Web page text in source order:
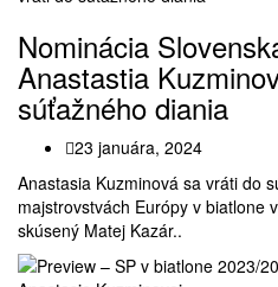
Nominácia
Anastastia
súťažného diania
23 januára, 2024
Anastasia Kuzminová sa vráti do
majstrovstvách Európy v biatlone
skúsený Matej Kazár..